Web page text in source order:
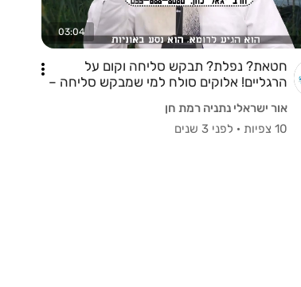
03:04
חטאת? נפלת? תבקש סליחה וקום על
הרגליים! אלוקים סולח למי שמבקש סליחה –
אור ישראלי נתניה רמת חן
10 צפיות
· לפני 3 שנים